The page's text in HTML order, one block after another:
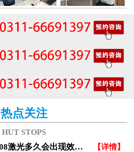
热点关注
HUT STOPS
白癜风照美国308激光多久会出现效果？ 【详情】